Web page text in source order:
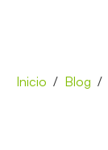
Inicio Blog